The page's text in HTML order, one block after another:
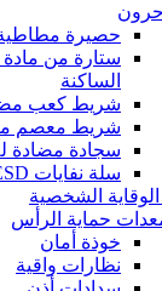
آحرون
حصيرة مطاطية
الساكنة
شريط كعب
شريط معصم
سجادة مضادة
سلة نفايات ESD
الشخصية
حماية الرأس
خوذة أمان
نظارات واقية